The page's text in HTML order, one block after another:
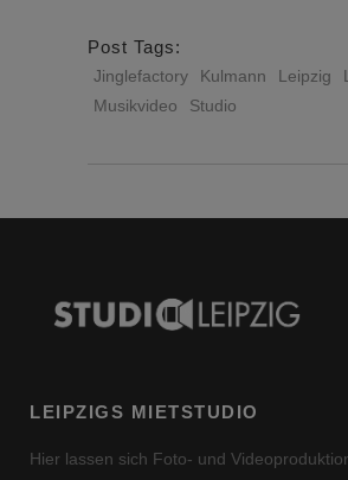
Post Tags:
Jinglefactory Kulmann Leipzig
Musikvideo
Studio
LEIPZIGS MIETSTUDIO
Hier lassen sich Foto- und